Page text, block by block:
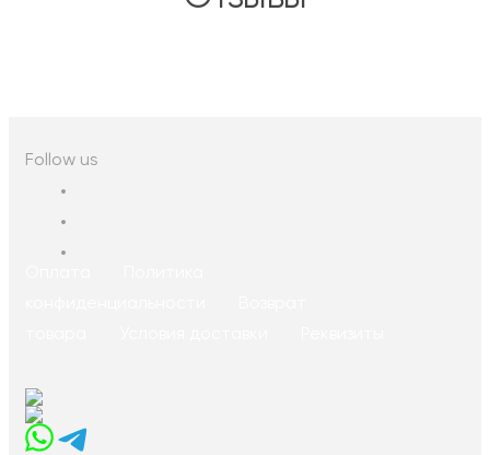
Follow us